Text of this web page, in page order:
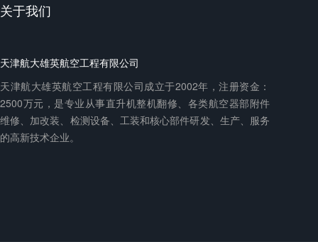
关于我们
天津航大雄英航空工程有限公司
天津航大雄英航空工程有限公司成立于2002年，注册资金：
2500万元，是专业从事直升机整机翻修、各类航空器部附件
维修、加改装、检测设备、工装和核心部件研发、生产、服务
的高新技术企业。